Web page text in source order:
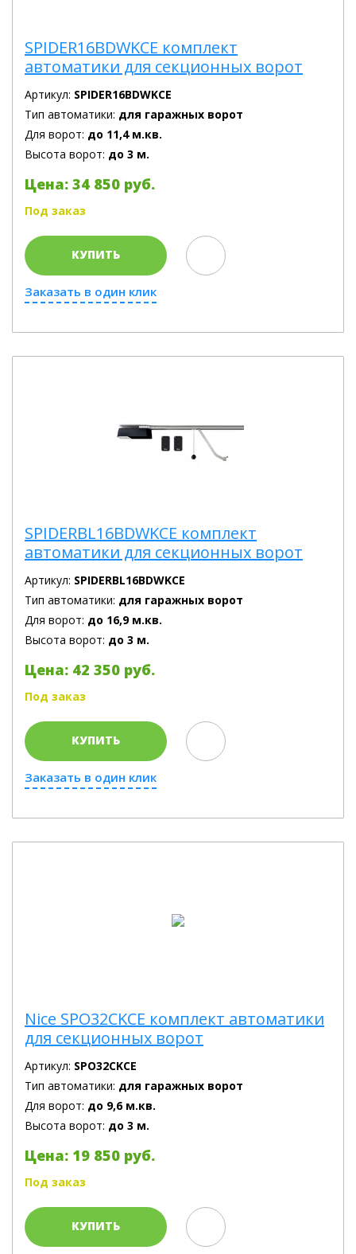
SPIDER16BDWKCE комплект
автоматики для секционных ворот
Артикул: SPIDER16BDWKCE
Тип автоматики: для гаражных ворот
Для ворот: до 11,4 м.кв.
Высота ворот: до 3 м.
Цена: 34 850 руб.
Под заказ
КУПИТЬ
Заказать в один клик
SPIDERBL16BDWKCE комплект
автоматики для секционных ворот
Артикул: SPIDERBL16BDWKCE
Тип автоматики: для гаражных ворот
Для ворот: до 16,9 м.кв.
Высота ворот: до 3 м.
Цена: 42 350 руб.
Под заказ
КУПИТЬ
Заказать в один клик
Nice SPO32CKCE комплект автоматики
для секционных ворот
Артикул: SPO32CKCE
Тип автоматики: для гаражных ворот
Для ворот: до 9,6 м.кв.
Высота ворот: до 3 м.
Цена: 19 850 руб.
Под заказ
КУПИТЬ